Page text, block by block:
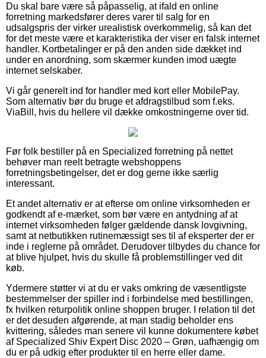
Du skal bare være så påpasselig, at ifald en online
forretning markedsfører deres varer til salg for en
udsalgspris der virker urealistisk overkommelig, så kan det
for det meste være et karakteristika der viser en falsk internet
handler. Kortbetalinger er på den anden side dækket ind
under en anordning, som skærmer kunden imod uægte
internet selskaber.
Vi går generelt ind for handler med kort eller MobilePay.
Som alternativ bør du bruge et afdragstilbud som f.eks.
ViaBill, hvis du hellere vil dække omkostningerne over tid.
Før folk bestiller på en Specialized forretning på nettet
behøver man reelt betragte webshoppens
forretningsbetingelser, det er dog gerne ikke særlig
interessant.
Et andet alternativ er at efterse om online virksomheden er
godkendt af e-mærket, som bør være en antydning af at
internet virksomheden følger gældende dansk lovgivning,
samt at netbutikken rutinemæssigt ses til af eksperter der er
inde i reglerne på området. Derudover tilbydes du chance for
at blive hjulpet, hvis du skulle få problemstillinger ved dit
køb.
Ydermere støtter vi at du er vaks omkring de væsentligste
bestemmelser der spiller ind i forbindelse med bestillingen,
fx hvilken returpolitik online shoppen bruger. I relation til det
er det desuden afgørende, at man stadig beholder ens
kvittering, således man senere vil kunne dokumentere købet
af Specialized Shiv Expert Disc 2020 – Grøn, uafhængig om
du er på udkig efter produkter til en herre eller dame.